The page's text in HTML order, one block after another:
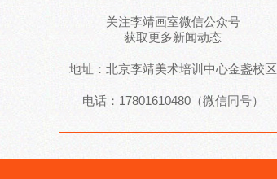
关注李靖画室微信公众号
获取更多新闻动态
地址：北京李靖美术培训中心金盏校区
电话：17801610480（微信同号）